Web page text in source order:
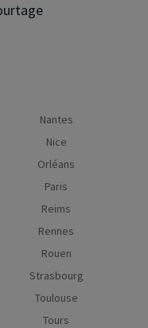
Nantes
Nice
Orléans
Paris
Reims
Rennes
Rouen
Strasbourg
Toulouse
Tours